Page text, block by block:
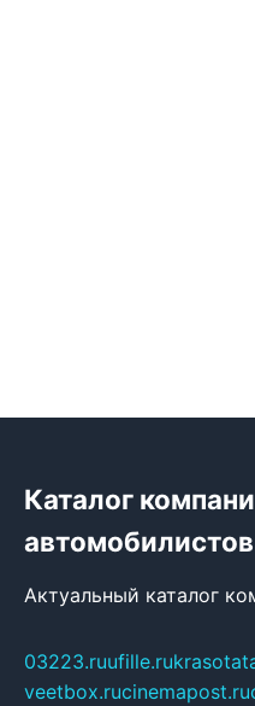
Каталог
автомобилистов
Актуальный каталог
03223.ruufille.ru
veetbox.rucinemapost.ru